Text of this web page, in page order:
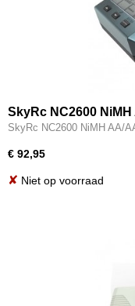
SkyRc NC2600
analyser
SkyRc NC2600 NiMH AA/
€ 92,95
✘ Niet op voorraad